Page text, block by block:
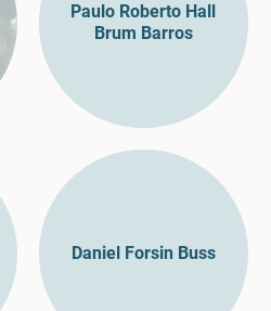
Paulo Roberto Hall
Brum Barros
Daniel Forsin Buss